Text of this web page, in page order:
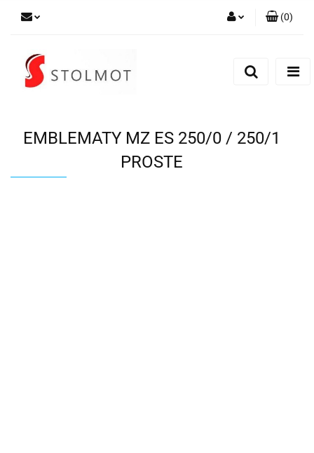
(0)
EMBLEMATY MZ ES 250/0 / 250/1
PROSTE